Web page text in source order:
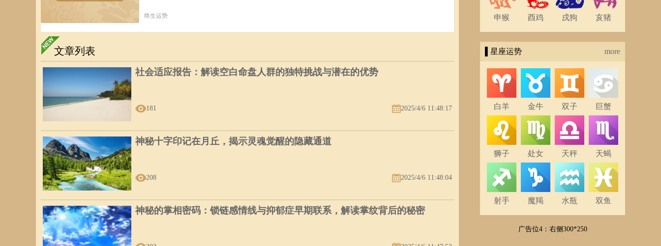
终生运势
文章列表
社会适应报告：解读空白命盘人群的独特挑战与潜在的优势
181 2025/4/6 11:48:17
神秘十字印记在月丘，揭示灵魂觉醒的隐藏通道
208 2025/4/6 11:48:04
神秘的掌相密码：锁链感情线与抑郁症早期联系，解读掌纹背后的秘密
申猴 酉鸡 戌狗 亥猪
▌星座运势 more
白羊 金牛 双子 巨蟹
狮子 处女 天秤 天蝎
射手 魔羯 水瓶 双鱼
广告位4：右侧300*250